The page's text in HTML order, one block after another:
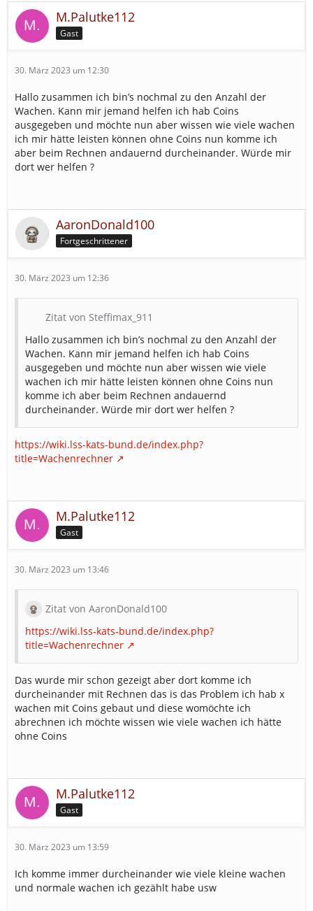
M.Palutke112
Gast
30. März 2023 um 12:30
Hallo zusammen ich bin’s nochmal zu den Anzahl der
Wachen. Kann mir jemand helfen ich hab Coins
ausgegeben und möchte nun aber wissen wie viele wachen
ich mir hätte leisten können ohne Coins nun komme ich
aber beim Rechnen andauernd durcheinander. Würde mir
dort wer helfen ?
AaronDonald100
Fortgeschrittener
30. März 2023 um 12:36
Zitat von Steffimax_911
Hallo zusammen ich bin’s nochmal zu den Anzahl der
Wachen. Kann mir jemand helfen ich hab Coins
ausgegeben und möchte nun aber wissen wie viele
wachen ich mir hätte leisten können ohne Coins nun
komme ich aber beim Rechnen andauernd
durcheinander. Würde mir dort wer helfen ?
https://wiki.lss-kats-bund.de/index.php?
title=Wachenrechner
M.Palutke112
Gast
30. März 2023 um 13:46
Zitat von AaronDonald100
https://wiki.lss-kats-bund.de/index.php?
title=Wachenrechner
Das wurde mir schon gezeigt aber dort komme ich
durcheinander mit Rechnen das is das Problem ich hab x
wachen mit Coins gebaut und diese womöchte ich
abrechnen ich möchte wissen wie viele wachen ich hätte
ohne Coins
M.Palutke112
Gast
30. März 2023 um 13:59
Ich komme immer durcheinander wie viele kleine wachen
und normale wachen ich gezählt habe usw